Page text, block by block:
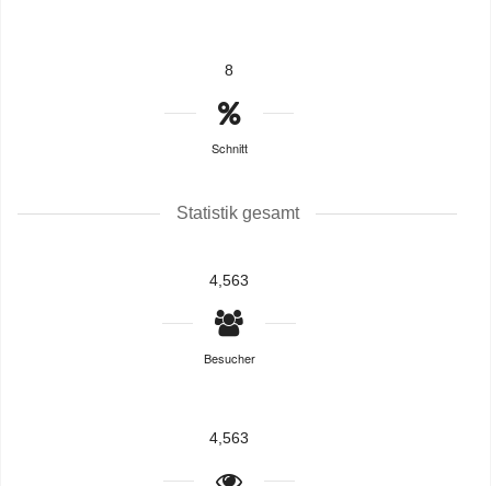
8
Schnitt
Statistik gesamt
4,563
Besucher
4,563